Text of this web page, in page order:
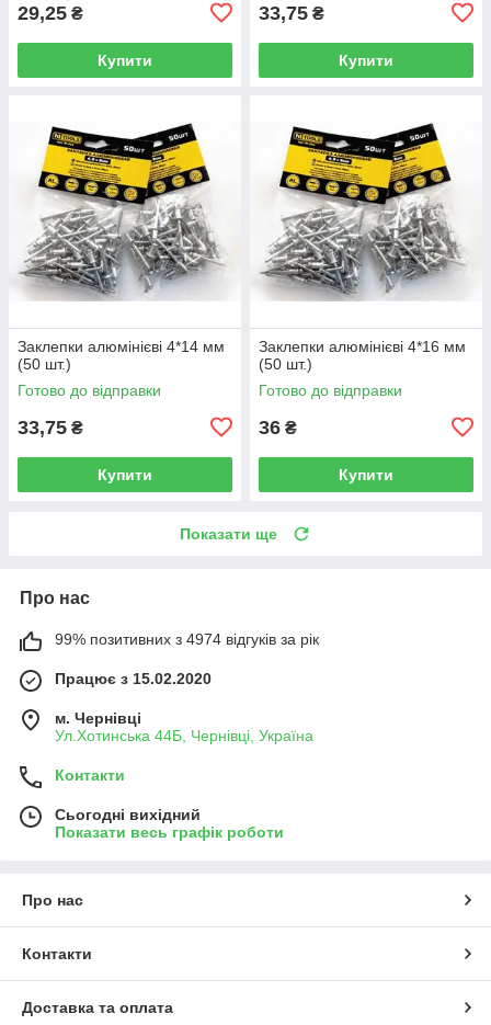
29,25 ₴
Купити
33,75 ₴
Купити
Заклепки алюмінієві 4*14 мм
(50 шт.)
Готово до відправки
33,75 ₴
Купити
Заклепки алюмінієві 4*16 мм
(50 шт.)
Готово до відправки
36 ₴
Купити
Показати ще
Про нас
99% позитивних з 4974 відгуків за рік
Працює з 15.02.2020
м. Чернівці
Ул.Хотинська 44Б, Чернівці, Україна
Контакти
Сьогодні вихідний
Показати весь графік роботи
Про нас
Контакти
Доставка та оплата